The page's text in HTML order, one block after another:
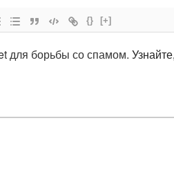
{} [+]
для борьбы со спамом.